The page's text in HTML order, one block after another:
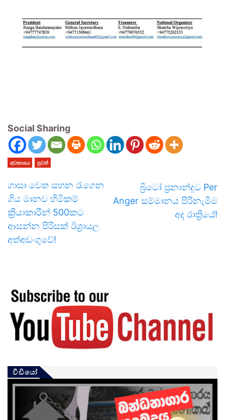
Social Sharing
අවකාශය පුවත්
ගාසා වෙත සහන රැගෙන
ගිය මානව හිමිකම්
ක්‍රියාකාරීන් 500කට
ආසන්න පිරිසක් ඊශ්‍රායල
අත්අඩංගුවේ!
බ්‍රිටෝ ප්‍රනාන්දුට Per
Anger සම්මානය පිරිනැමීම
අද රාත්‍රියේ!
වීඩියෝ